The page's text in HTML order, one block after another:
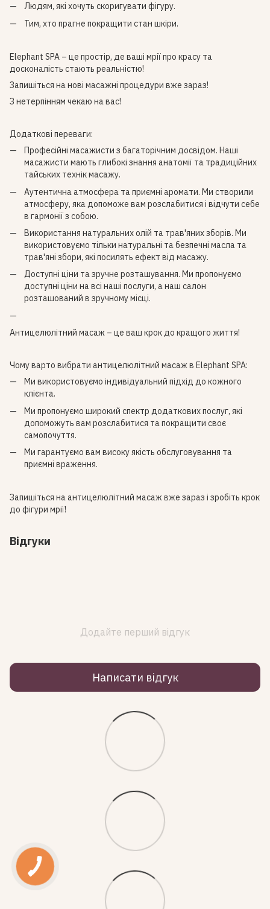
Людям, які хочуть скоригувати фігуру.
Тим, хто прагне покращити стан шкіри.
Elephant SPA – це простір, де ваші мрії про красу та
досконалість стають реальністю!
Запишіться на нові масажні процедури вже зараз!
З нетерпінням чекаю на вас!
Додаткові переваги:
Професійні масажисти з багаторічним досвідом. Наші
масажисти мають глибокі знання анатомії та традиційних
тайських технік масажу.
Аутентична атмосфера та приємні аромати. Ми створили
атмосферу, яка допоможе вам розслабитися і відчути себе
в гармонії з собою.
Використання натуральних олій та трав'яних зборів. Ми
використовуємо тільки натуральні та безпечні масла та
трав'яні збори, які посилять ефект від масажу.
Доступні ціни та зручне розташування. Ми пропонуємо
доступні ціни на всі наші послуги, а наш салон
розташований в зручному місці.
Антицелюлітний масаж – це ваш крок до кращого життя!
Чому варто вибрати антицелюлітний масаж в Elephant SPA:
Ми використовуємо індивідуальний підхід до кожного
клієнта.
Ми пропонуємо широкий спектр додаткових послуг, які
допоможуть вам розслабитися та покращити своє
самопочуття.
Ми гарантуємо вам високу якість обслуговування та
приємні враження.
Запишіться на антицелюлітний масаж вже зараз і зробіть крок
до фігури мрії!
Відгуки
Додайте перший відгук
Написати відгук